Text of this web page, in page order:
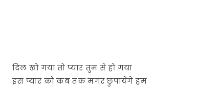
दिल खो गया तो प्यार तुम से हो गया
इस प्यार को कब तक मगर छुपायेंगे हम